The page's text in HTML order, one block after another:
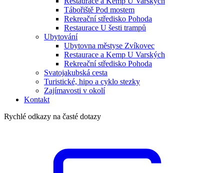
Tábořiště Pod mostem
Rekreační středisko Pohoda
Restaurace U šesti trampů
Ubytování
Ubytovna městyse Zvíkovec
Restaurace a Kemp U Varských
Rekreační středisko Pohoda
Svatojakubská cesta
Turistické, hipo a cyklo stezky
Zajímavosti v okolí
Kontakt
Rychlé odkazy na časté dotazy